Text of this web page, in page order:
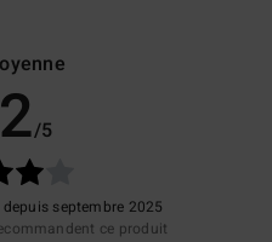
/5
depuis septembre 2025
ce produit